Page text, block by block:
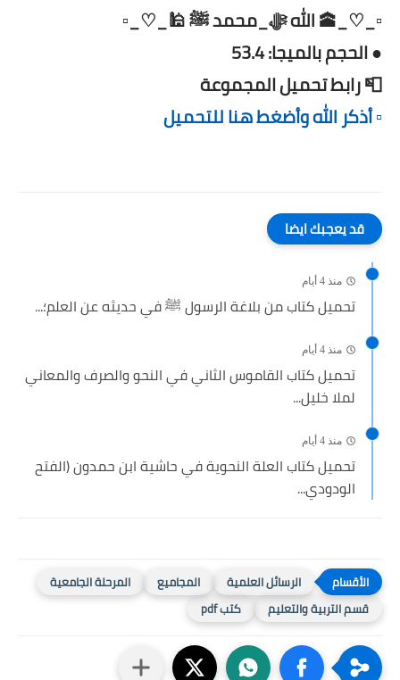
▫️_♡_🕋 الله ﷻ_محمد ﷺ 🕌_♡_▫️
● الحجم بالميجا: 53.4
📮 رابط تحميل المجموعة
▫️ أذكر الله وأضغط هنا للتحميل
قد يعجبك ايضا
منذ 4 أيام
تحميل كتاب من بلاغة الرسول ﷺ في حديثه عن العلم؛...
منذ 4 أيام
تحميل كتاب القاموس الثاني في النحو والصرف والمعاني
لملا خليل...
منذ 4 أيام
تحميل كتاب العلة النحوية في حاشية ابن حمدون (الفتح
الودودي...
الرسائل العلمية المجاميع
المرحلة الجامعية
قسم التربية والتعليم
كتب pdf